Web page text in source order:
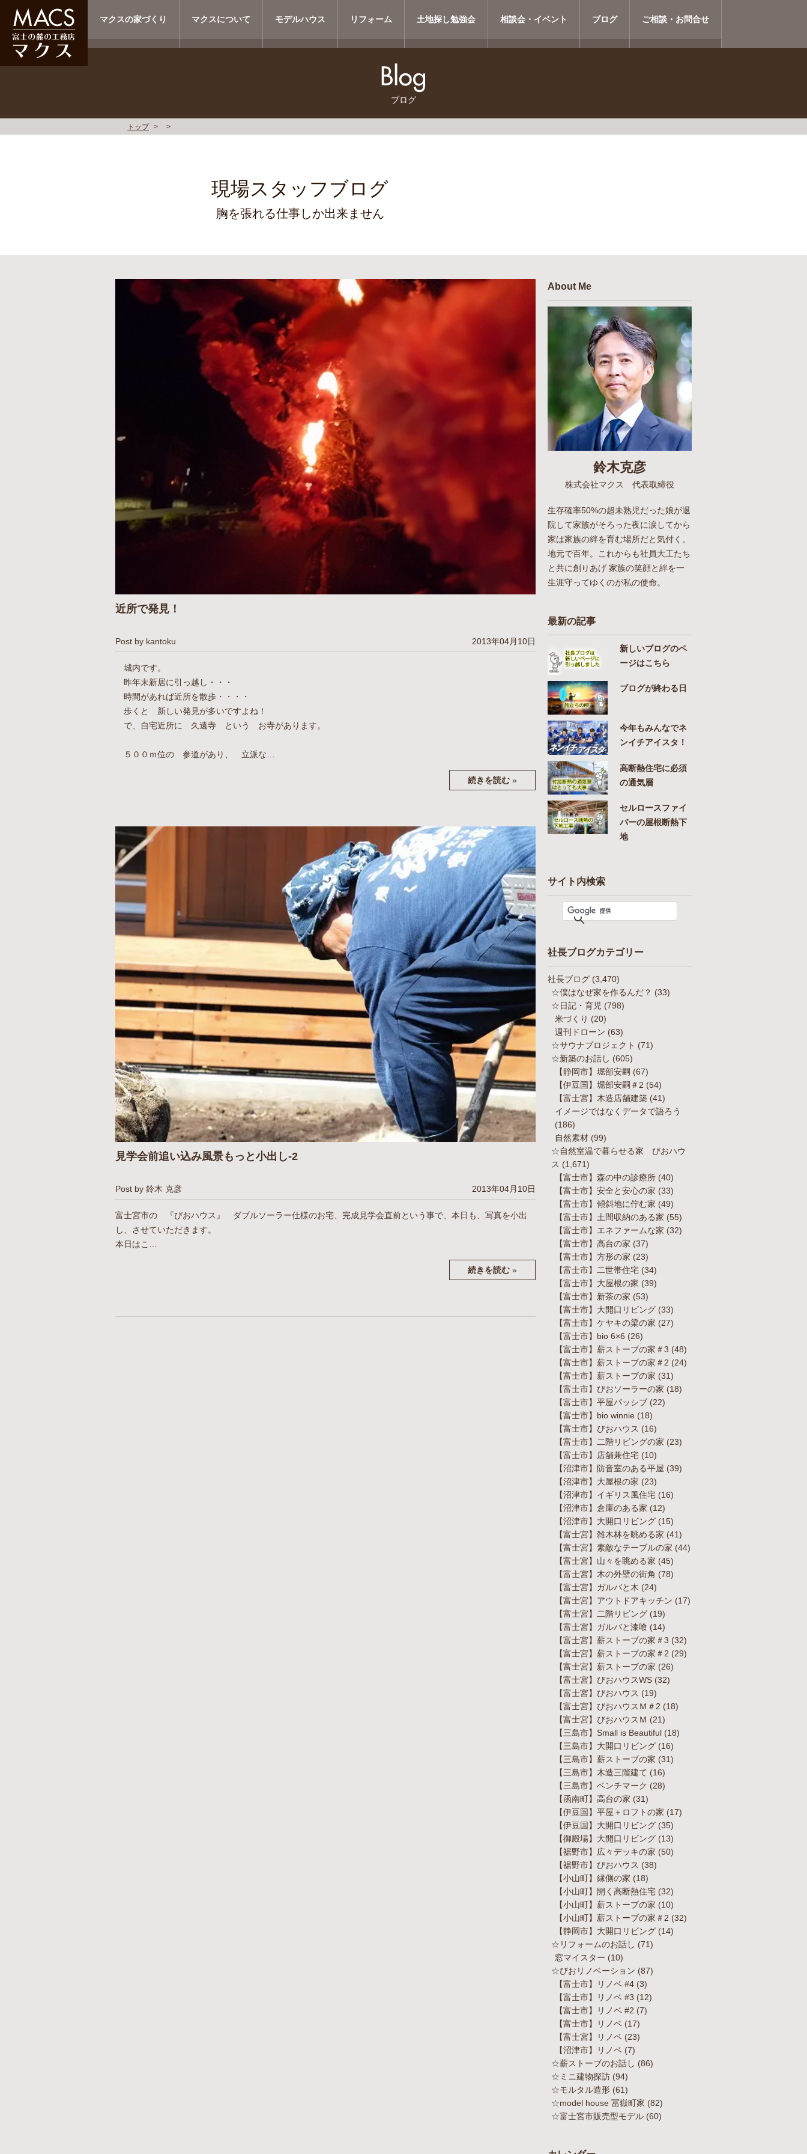
マクスの家づくり マクスについて モデルハウス リフォーム 土地探し勉強会 相談会・イベント ブログ ご相談・お問合せ
ブログ
トップ
現場スタッフブログ
胸を張れる仕事しか出来ません
近所で発見！
Post by kantoku 2013年04月10日
城内です。
昨年末新居に引っ越し・・・
時間があれば近所を散歩・・・・
歩くと 新しい発見が多いですよね！
で、自宅近所に 久遠寺 という お寺があります。
５００ｍ位の 参道があり、 立派な…
続きを読む »
見学会前追い込み風景もっと小出し-2
Post by 鈴木 克彦 2013年04月10日
富士宮市の 『びおハウス』 ダブルソーラー仕様のお宅、完成見学会直前という事で、本日も、写真を小出
し、させていただきます。
本日はこ…
続きを読む »
About Me
鈴木克彦
株式会社マクス 代表取締役
生存確率50%の超未熟児だった娘が退
院して家族がそろった夜に涙してから
家は家族の絆を育む場所だと気付く。
地元で百年。これからも社員大工たち
と共に創りあげ 家族の笑顔と絆を一
生涯守ってゆくのが私の使命。
最新の記事
新しいブログのペ
ージはこちら
ブログが終わる日
今年もみんなでネ
ンイチアイスタ！
高断熱住宅に必須
の通気層
セルロースファイ
バーの屋根断熱下
地
サイト内検索
社長ブログカテゴリー
社長ブログ (3,470)
☆僕はなぜ家を作るんだ？ (33)
☆日記・育児 (798)
米づくり (20)
週刊ドローン (63)
☆サウナプロジェクト (71)
☆新築のお話し (605)
【静岡市】堀部安嗣 (67)
【伊豆国】堀部安嗣＃2 (54)
【富士宮】木造店舗建築 (41)
イメージではなくデータで語ろう
(186)
自然素材 (99)
☆自然室温で暮らせる家 びおハウ
ス (1,671)
【富士市】森の中の診療所 (40)
【富士市】安全と安心の家 (33)
【富士市】傾斜地に佇む家 (49)
【富士市】土間収納のある家 (55)
【富士市】エネファームな家 (32)
【富士市】高台の家 (37)
【富士市】方形の家 (23)
【富士市】二世帯住宅 (34)
【富士市】大屋根の家 (39)
【富士市】新茶の家 (53)
【富士市】大開口リビング (33)
【富士市】ケヤキの梁の家 (27)
【富士市】bio 6×6 (26)
【富士市】薪ストーブの家＃3 (48)
【富士市】薪ストーブの家＃2 (24)
【富士市】薪ストーブの家 (31)
【富士市】びおソーラーの家 (18)
【富士市】平屋パッシブ (22)
【富士市】bio winnie (18)
【富士市】びおハウス (16)
【富士市】二階リビングの家 (23)
【富士市】店舗兼住宅 (10)
【沼津市】防音室のある平屋 (39)
【沼津市】大屋根の家 (23)
【沼津市】イギリス風住宅 (16)
【沼津市】倉庫のある家 (12)
【沼津市】大開口リビング (15)
【富士宮】雑木林を眺める家 (41)
【富士宮】素敵なテーブルの家 (44)
【富士宮】山々を眺める家 (45)
【富士宮】木の外壁の街角 (78)
【富士宮】ガルバと木 (24)
【富士宮】アウトドアキッチン (17)
【富士宮】二階リビング (19)
【富士宮】ガルバと漆喰 (14)
【富士宮】薪ストーブの家＃3 (32)
【富士宮】薪ストーブの家＃2 (29)
【富士宮】薪ストーブの家 (26)
【富士宮】びおハウスWS (32)
【富士宮】びおハウス (19)
【富士宮】びおハウスＭ＃2 (18)
【富士宮】びおハウスＭ (21)
【三島市】Small is Beautiful (18)
【三島市】大開口リビング (16)
【三島市】薪ストーブの家 (31)
【三島市】木造三階建て (16)
【三島市】ベンチマーク (28)
【函南町】高台の家 (31)
【伊豆国】平屋＋ロフトの家 (17)
【伊豆国】大開口リビング (35)
【御殿場】大開口リビング (13)
【裾野市】広々デッキの家 (50)
【裾野市】びおハウス (38)
【小山町】縁側の家 (18)
【小山町】開く高断熱住宅 (32)
【小山町】薪ストーブの家 (10)
【小山町】薪ストーブの家＃2 (32)
【静岡市】大開口リビング (14)
☆リフォームのお話し (71)
窓マイスター (10)
☆びおリノベーション (87)
【富士市】リノベ #4 (3)
【富士市】リノベ #3 (12)
【富士市】リノベ #2 (7)
【富士市】リノベ (17)
【富士宮】リノベ (23)
【沼津市】リノベ (7)
☆薪ストーブのお話し (86)
☆ミニ建物探訪 (94)
☆モルタル造形 (61)
☆model house 冨嶽町家 (82)
☆富士宮市販売型モデル (60)